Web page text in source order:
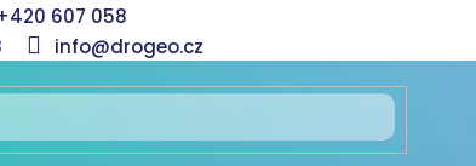
607 058
info@drogeo.cz